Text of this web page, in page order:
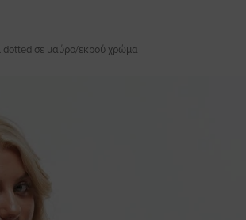
dotted σε μαύρο/εκρού χρώμα